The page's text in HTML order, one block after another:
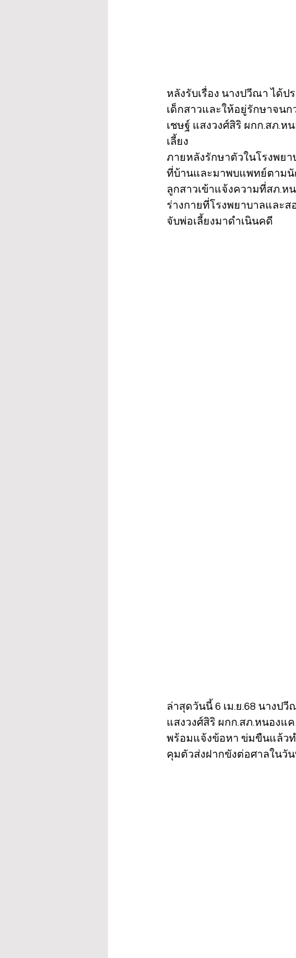
หลังรับเรื่อง นางปวีณา ได้ป
เด็กสาวและให้อยู่รักษาจน
เชษฐ์ แสงวงศ์สิริ ผกก.สภ.
เลี้ยง
ภายหลังรักษาตัวในโรงพยา
ที่บ้านและมาพบแพทย์ตาม
ลูกสาวเข้าแจ้งความที่สภ.ห
ร่างกายที่โรงพยาบาลและส
จับพ่อเลี้ยงมาดำเนินคดี
ล่าสุดวันนี้ 6 เม.ย.68 นาง
แสงวงศ์สิริ ผกก.สภ.หนองแ
พร้อมแจ้งข้อหา ข่มขืนแล้วท
คุมตัวส่งฝากขังต่อศาลในวัน